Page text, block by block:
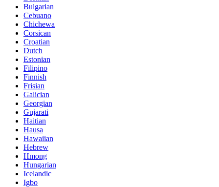
Bulgarian
Cebuano
Chichewa
Corsican
Croatian
Dutch
Estonian
Filipino
Finnish
Frisian
Galician
Georgian
Gujarati
Haitian
Hausa
Hawaiian
Hebrew
Hmong
Hungarian
Icelandic
Igbo